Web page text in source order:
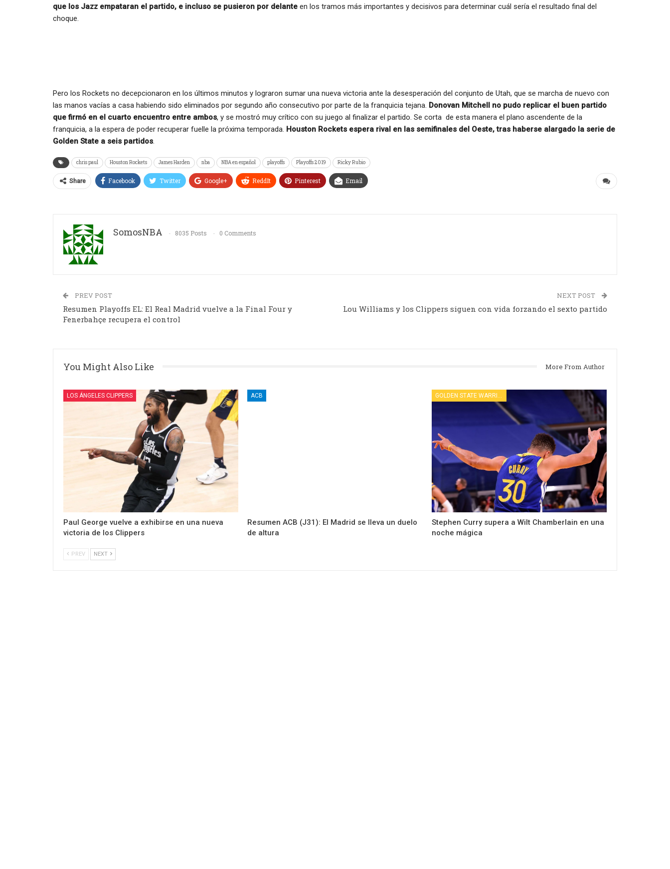
que los Jazz empataran el partido, e incluso se pusieron por delante en los tramos más importantes y decisivos para determinar cuál sería el resultado final del
choque.
Pero los Rockets no decepcionaron en los últimos minutos y lograron sumar una nueva victoria ante la desesperación del conjunto de Utah, que se marcha de nuevo con
las manos vacías a casa habiendo sido eliminados por segundo año consecutivo por parte de la franquicia tejana. Donovan Mitchell no pudo replicar el buen partido
que firmó en el cuarto encuentro entre ambos, y se mostró muy crítico con su juego al finalizar el partido. Se corta de esta manera el plano ascendente de la
franquicia, a la espera de poder recuperar fuelle la próxima temporada. Houston Rockets espera rival en las semifinales del Oeste, tras haberse alargado la serie de
Golden State a seis partidos.
chris paul Houston Rockets James Harden nba NBA en español playoffs Playoffs 2019 Ricky Rubio
Share Facebook Twitter Google+ ReddIt Pinterest Email
SomosNBA 8035 Posts 0 Comments
PREV POST
Resumen Playoffs EL: El Real Madrid vuelve a la Final Four y
Fenerbahçe recupera el control
NEXT POST
Lou Williams y los Clippers siguen con vida forzando el sexto partido
You Might Also Like More From Author
LOS ÁNGELES CLIPPERS
Paul George vuelve a exhibirse en una nueva
victoria de los Clippers
ACB
Resumen ACB (J31): El Madrid se lleva un duelo
de altura
GOLDEN STATE WARRIORS
Stephen Curry supera a Wilt Chamberlain en una
noche mágica
PREV NEXT